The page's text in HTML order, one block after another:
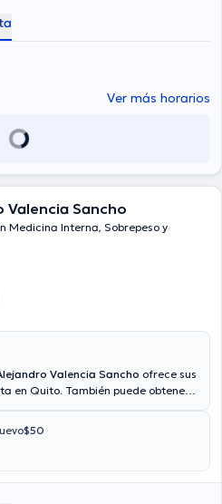
Ver más horarios
Valencia Sancho
Medicina Interna, Sobrepeso y
Valencia Sancho ofrece sus
en Quito. También puede obtener
Vía reembolso con
El precio de la consulta con
Sancho es de a partir de $60.
$50